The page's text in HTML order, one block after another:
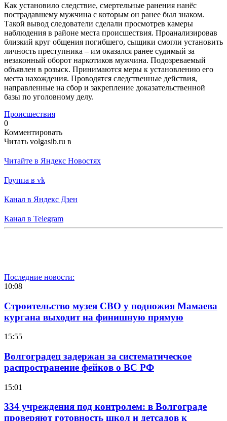
Как установило следствие, смертельные ранения нанёс
пострадавшему мужчина с которым он ранее был знаком.
Такой вывод следователи сделали просмотрев камеры
наблюдения в районе места происшествия. Проанализировав
близкий круг общения погибшего, сыщики смогли установить
личность преступника – им оказался ранее судимый за
незаконный оборот наркотиков мужчина. Подозреваемый
объявлен в розыск. Принимаются меры к установлению его
места нахождения. Проводятся следственные действия,
направленные на сбор и закрепление доказательственной
базы по уголовному делу.
Происшествия
0
Комментировать
Читать volgasib.ru в
Читайте в Яндекс Новостях
Группа в vk
Канал в Яндекс Дзен
Канал в Telegram
Последние новости:
10:08
Строительство музея СВО у подножия Мамаева
кургана выходит на финишную прямую
15:55
Волгоградец задержан за систематическое
распространение фейков о ВС РФ
15:01
334 учреждения под контролем: в Волгограде
проверяют готовность школ и детсадов к